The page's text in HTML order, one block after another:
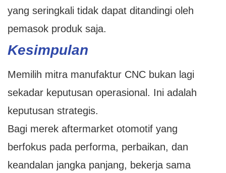
yang seringkali tidak dapat ditandingi oleh
pemasok produk saja.
Kesimpulan
Memilih mitra manufaktur CNC bukan lagi
sekadar keputusan operasional. Ini adalah
keputusan strategis.
Bagi merek aftermarket otomotif yang
berfokus pada performa, perbaikan, dan
keandalan jangka panjang, bekerja sama